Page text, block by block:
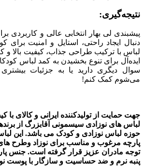
نتیجه‌گیری:
پیشبندی لی بهار انتخابی عالی و کاربردی
دنبال ایجاد راحتی، استایل و امنیت برای
لباس با ترکیب طراحی جذاب، کیفیت بالا و
ایده‌آل برای تنوع بخشیدن به کمد لباس
سوال دیگری دارید یا به جزئیات بیشتری
می‌شوم کمک کنم!
جهت حمایت از تولیدکننده ایرانی و کالای با
لباس های نوزادی سیسمونی آقابزرگ از
حوزه لباس نوزادی و کودک می باشد. این
پارچه مرغوب و مناسب برای نوزاد وطرح
توجه مادران عزیز قرار گرفته است. جنس
پنبه نرم و ضد حساسیت و سازگار با پوست